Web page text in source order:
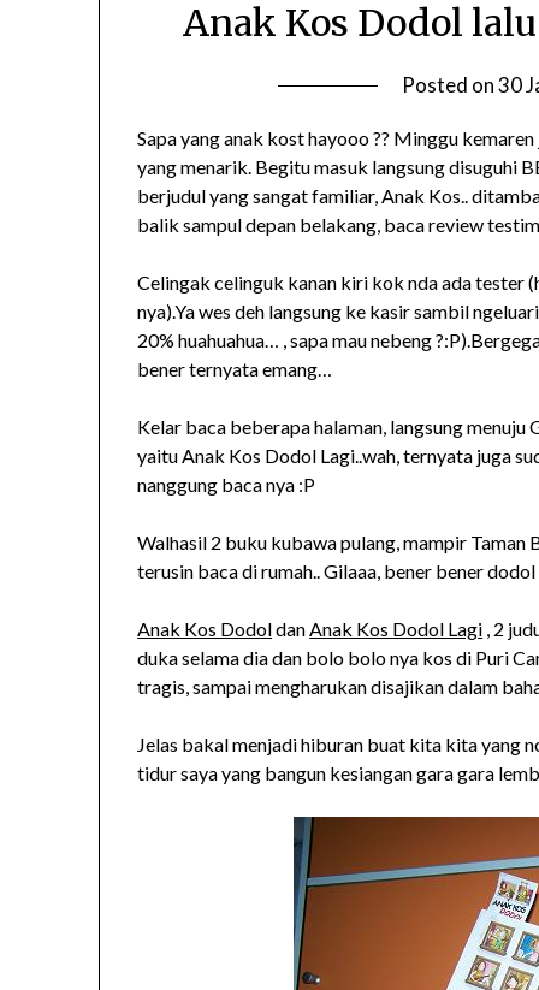
Anak Kos Dodol
Posted on30
Sapa yang anak kost hayooo ?? Minggu
yang menarik. Begitu masuk langsung disuguhi
berjudul yang sangat familiar, Anak Kos..
balik sampul depan belakang, baca review
Celingak celinguk kanan kiri kok nda ada tester
nya).Ya wes deh langsung ke kasir sambil
20% huahuahua… , sapa mau nebeng
bener ternyata emang…
Kelar baca beberapa halaman, langsung
yaitu Anak Kos Dodol Lagi..wah, ternyata juga
nanggung baca nya :P
Walhasil 2 buku kubawa pulang, mampir
terusin baca di rumah.. Gilaaa, bener bener
Anak Kos DodoldanAnak Kos Dodol Lagi , 2
duka selama dia dan bolo bolo nya kos di Puri
tragis, sampai mengharukan disajikan dalam
Jelas bakal menjadi hiburan buat kita kita yang
tidur saya yang bangun kesiangan gara gara